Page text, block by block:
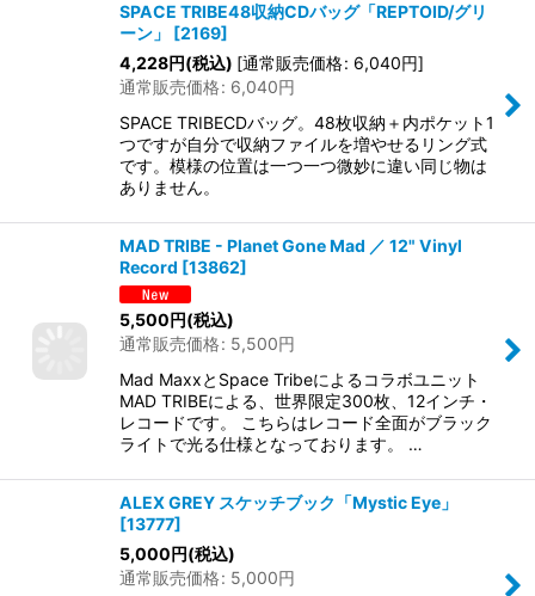
SPACE TRIBE48収納CDバッグ「REPTOID/グリ
ーン」
[2169]
4,228円(税込) [通常販売価格: 6,040円]
通常販売価格: 6,040円
SPACE TRIBECDバッグ。48枚収納＋内ポケット1
つですが自分で収納ファイルを増やせるリング式
です。模様の位置は一つ一つ微妙に違い同じ物は
ありません。
MAD TRIBE - Planet Gone Mad ／ 12" Vinyl
Record [13862]
5,500円(税込)
通常販売価格: 5,500円
Mad MaxxとSpace Tribeによるコラボユニット
MAD TRIBEによる、世界限定300枚、12インチ・
レコードです。 こちらはレコード全面がブラック
ライトで光る仕様となっております。 …
ALEX GREY スケッチブック「Mystic Eye」
[13777]
5,000円(税込)
通常販売価格: 5,000円